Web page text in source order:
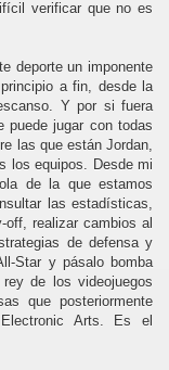
verificar que no es
deporte un imponente
a fin, desde la
Y por si fuera
jugar con todas
las que están Jordan,
los equipos. Desde mi
de la que estamos
las estadísticas,
off, realizar cambios al
de defensa y
Star y pásalo bomba
de los videojuegos
que posteriormente
Arts. Es el